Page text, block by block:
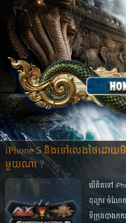
iPhone 5 និង​ទៅ​លេង​ថៃ​ដ
មួយ​ណា ?
បើ​គិត​ទៅ
ដុល្លារ ចំណែ
ទីក្រុង​បាងក